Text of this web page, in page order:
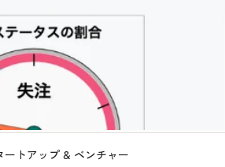
トアップ & ベンチャー